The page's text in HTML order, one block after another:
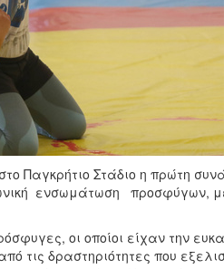
Παγκρήτιο Στάδιο η πρώτη
ενσωμάτωση προσφύγων,
οι οποίοι είχαν την
τις δραστηριότητες που